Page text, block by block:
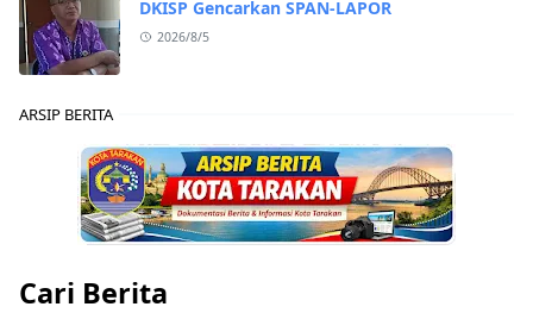
DKISP Gencarkan SPAN-LAPOR
2026/8/5
ARSIP BERITA
Cari Berita